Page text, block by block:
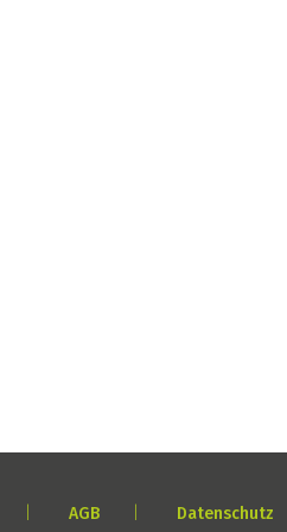
AGB Datenschutz